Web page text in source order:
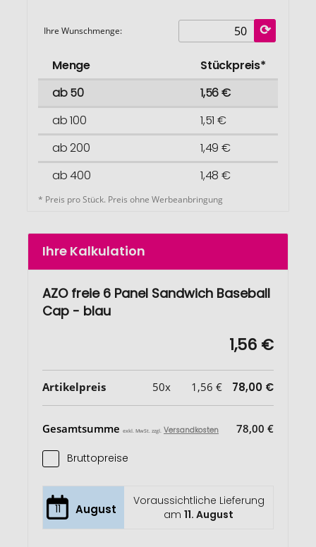
Ihre Wunschmenge:
Menge
Stückpreis*
ab 50
1,56 €
ab 100
1,51 €
ab 200
1,49 €
ab 400
1,48 €
* Preis pro Stück. Preis ohne Werbeanbringung
Ihre Kalkulation
AZO freie 6 Panel Sandwich Baseball
Cap - blau
1,56 €
Artikelpreis 50x 1,56 € 78,00 €
Gesamtsumme exkl. MwSt. zzgl. Versandkosten 78,00 €
Bruttopreise
11 August
Voraussichtliche Lieferung
am11. August